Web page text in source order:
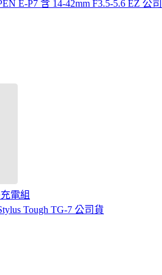
E-P7 含 14-42mm F3.5-5.6 EZ 公
電組
Tough TG-7 公司貨